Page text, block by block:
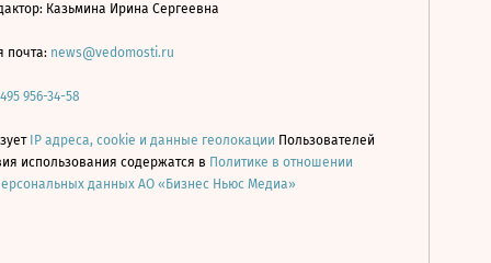
Казьмина Ирина Сергеевна
почта: news@vedomosti.ru
495 956-34-58
IP адреса, cookie и данные геолокации Пользователей
использования содержатся в Политике в отношении
данных АО «Бизнес Ньюс Медиа»